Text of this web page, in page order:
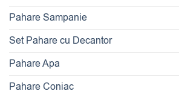
Pahare Sampanie
Set Pahare cu Decantor
Pahare Apa
Pahare Coniac